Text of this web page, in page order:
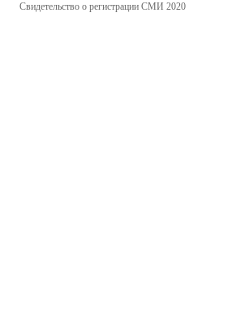
Свидетельство о регистрации СМИ 2020